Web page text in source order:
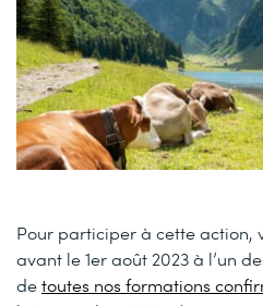
Pour participer à cette action,
avant le 1er août 2023 à l’un
detoutes nos formations